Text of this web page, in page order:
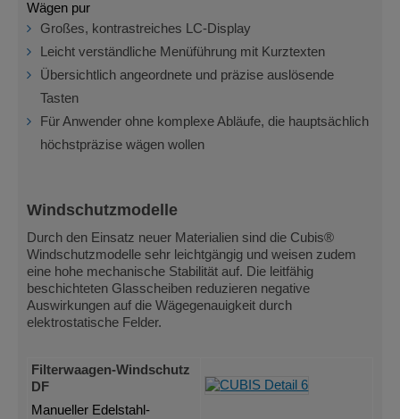
Wägen pur
Großes, kontrastreiches LC-Display
Leicht verständliche Menüführung mit Kurztexten
Übersichtlich angeordnete und präzise auslösende
Tasten
Für Anwender ohne komplexe Abläufe, die hauptsächlich
höchstpräzise wägen wollen
Windschutzmodelle
Durch den Einsatz neuer Materialien sind die Cubis®
Windschutzmodelle sehr leichtgängig und weisen zudem
eine hohe mechanische Stabilität auf. Die leitfähig
beschichteten Glasscheiben reduzieren negative
Auswirkungen auf die Wägegenauigkeit durch
elektrostatische Felder.
Filterwaagen-Windschutz
DF
Manueller Edelstahl-